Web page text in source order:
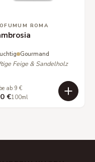
ROMA
Gourmand
Feige & Sandelholz
ab 9 €
€100ml